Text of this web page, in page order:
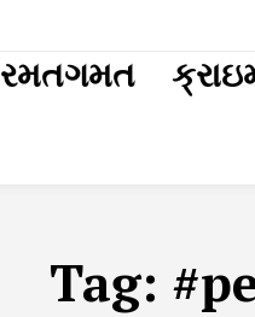
રમતગમત
Tag: